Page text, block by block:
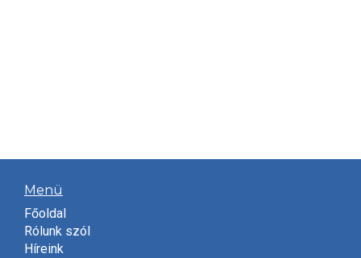
Menü
Főoldal
Rólunk szól
Híreink